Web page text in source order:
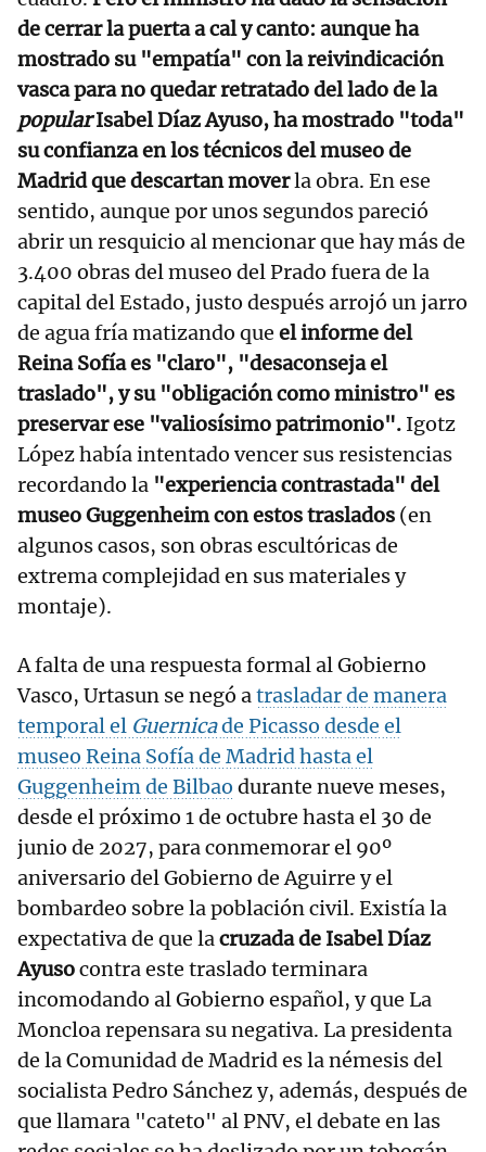
de cerrar la puerta a cal y canto: aunque ha
mostrado su "empatía" con la reivindicación
vasca para no quedar retratado del lado de la
popularIsabel Díaz Ayuso, ha mostrado "toda"
su confianza en los técnicos del museo de
Madrid que descartan moverla obra. En ese
sentido, aunque por unos segundos pareció
abrir un resquicio al mencionar que hay más de
3.400 obras del museo del Prado fuera de la
capital del Estado, justo después arrojó un jarro
de agua fría matizando que el informe del
Reina Sofía es "claro", "desaconseja el
traslado", y su "obligación como ministro" es
preservar ese "valiosísimo patrimonio". Igotz
López había intentado vencer sus resistencias
recordando la "experiencia contrastada" del
museo Guggenheim con estos traslados (en
algunos casos, son obras escultóricas de
extrema complejidad en sus materiales y
montaje).
A falta de una respuesta formal al Gobierno
Vasco, Urtasun se negó atrasladar de manera
temporal el Guernicade Picasso desde el
museo Reina Sofía de Madrid hasta el
Guggenheim de Bilbao durante nueve meses,
desde el próximo 1 de octubre hasta el 30 de
junio de 2027, para conmemorar el 90º
aniversario del Gobierno de Aguirre y el
bombardeo sobre la población civil. Existía la
expectativa de que lacruzada de Isabel Díaz
Ayusocontra este traslado terminara
incomodando al Gobierno español, y que La
Moncloa repensara su negativa. La presidenta
de la Comunidad de Madrid es la némesis del
socialista Pedro Sánchez y, además, después de
que llamara "cateto" al PNV, el debate en las